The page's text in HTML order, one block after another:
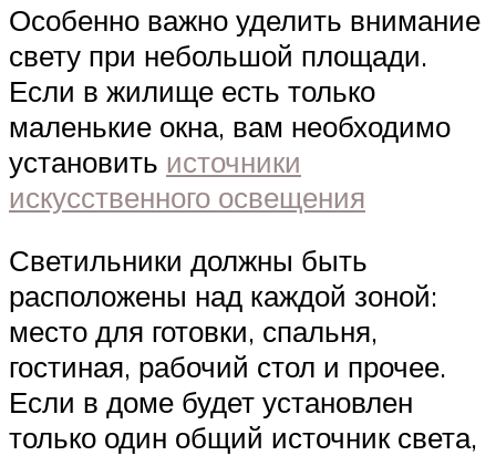
Особенно важно уделить внимание
свету при небольшой площади.
Если в жилище есть только
маленькие окна, вам необходимо
установить источники
искусственного освещения
Светильники должны быть
расположены над каждой зоной:
место для готовки, спальня,
гостиная, рабочий стол и прочее.
Если в доме будет установлен
только один общий источник света,